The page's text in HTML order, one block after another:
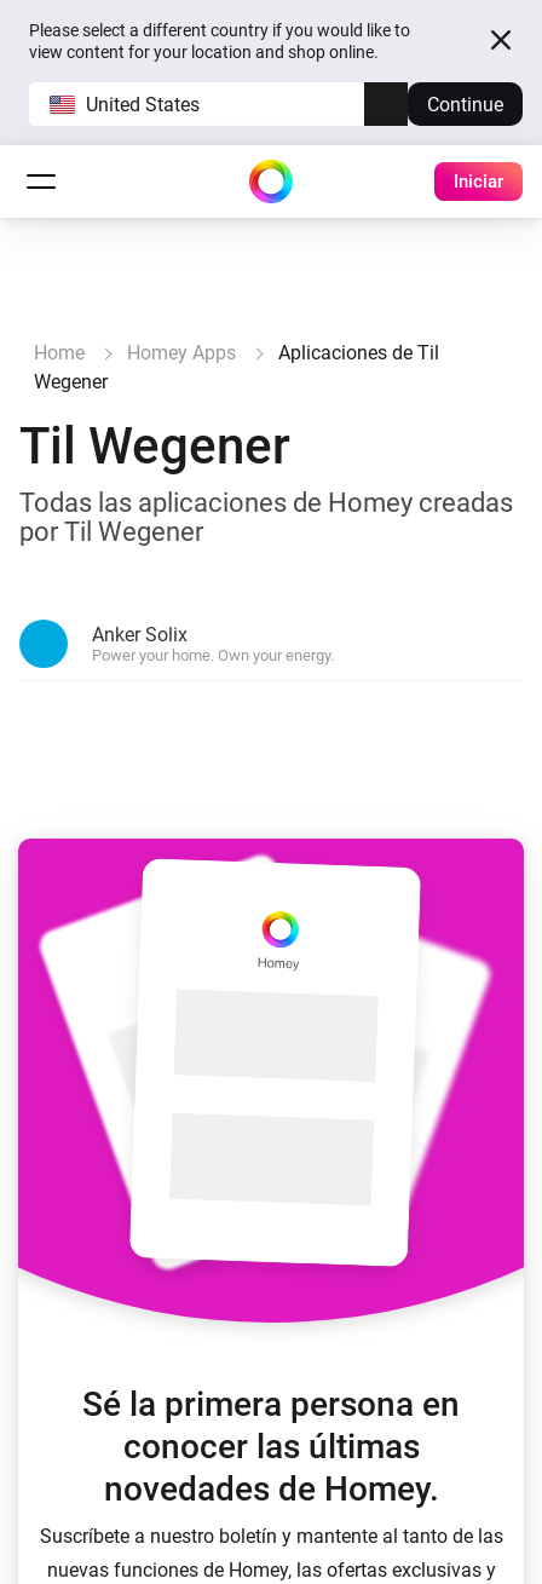
Please select a different country if you would like to
view content for your location and shop online.
United States Continue
Iniciar
Home Homey Apps
Aplicaciones de Til
Wegener
Til Wegener
Todas las aplicaciones de Homey creadas
por Til Wegener
Anker Solix
Power your home. Own your energy.
Sé la primera persona en
conocer las últimas
novedades de Homey.
Suscríbete a nuestro boletín y mantente al tanto de las
nuevas funciones de Homey, las ofertas exclusivas y